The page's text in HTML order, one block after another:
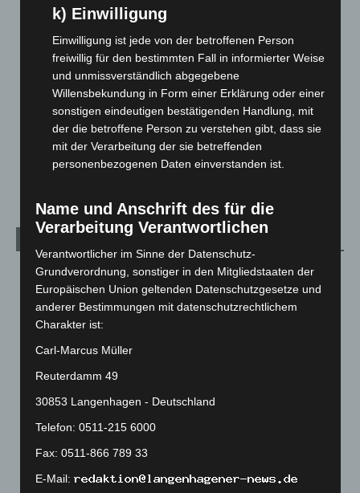
Celle: Mensch stirbt bei Bagger-Unfall auf Baustelle
5. August 2026
Gasleitung bei McDonald’s-Umbau in Langenhagen
beschädigt
5. August 2026
Anklage nach Abschaltung von „Archetyp Market“ erhoben
3. August 2026
Blaulicht
2.799
Corona-News
712
Hannover und Region
Langenhagen und Ortsteile
Leserbriefe
Menschen
k) Einwilligung
Einwilligung ist jede von der betroffenen Person
freiwillig für den bestimmten Fall in informierter Weise
und unmissverständlich abgegebene
Willensbekundung in Form einer Erklärung oder einer
sonstigen eindeutigen bestätigenden Handlung, mit
der die betroffene Person zu verstehen gibt, dass sie
mit der Verarbeitung der sie betreffenden
personenbezogenen Daten einverstanden ist.
Name und Anschrift des für die
Verarbeitung Verantwortlichen
Verantwortlicher im Sinne der Datenschutz-
Grundverordnung, sonstiger in den Mitgliedstaaten der
Europäischen Union geltenden Datenschutzgesetze und
anderer Bestimmungen mit datenschutzrechtlichem
Charakter ist:
Carl-Marcus Müller
Reuterdamm 49
30853 Langenhagen - Deutschland
Telefon: 0511-215 6000
Fax: 0511-866 789 33
E-Mail: